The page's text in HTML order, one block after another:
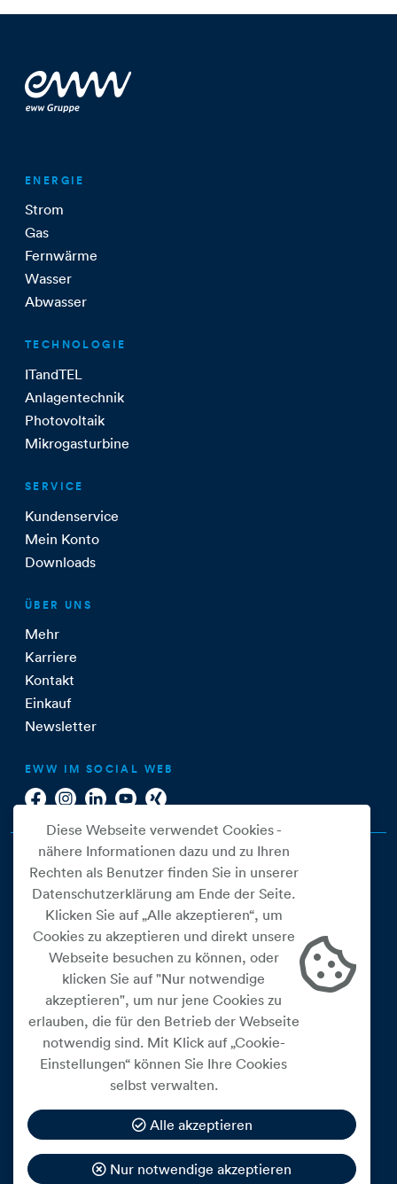
ENERGIE
Strom
Gas
Fernwärme
Wasser
Abwasser
TECHNOLOGIE
ITandTEL
Anlagentechnik
Photovoltaik
Mikrogasturbine
SERVICE
Kundenservice
Mein Konto
Downloads
ÜBER UNS
Mehr
Karriere
Kontakt
Einkauf
Newsletter
EWW IM SOCIAL WEB
Cookie Einstellungen
Datenschutz
Impressum
Widerrufsbelehrung
Medienfreiheitsgesetz
Barrierefreiheitserklärung
Hinweisgeberschutz
Diese Webseite verwendet Cookies -
nähere Informationen dazu und zu Ihren
Rechten als Benutzer finden Sie in unserer
Datenschutzerklärung am Ende der Seite.
Klicken Sie auf „Alle akzeptieren“, um
Cookies zu akzeptieren und direkt unsere
Webseite besuchen zu können, oder
klicken Sie auf "Nur notwendige
akzeptieren", um nur jene Cookies zu
erlauben, die für den Betrieb der Webseite
notwendig sind. Mit Klick auf „Cookie-
Einstellungen“ können Sie Ihre Cookies
selbst verwalten.
Alle akzeptieren
Nur notwendige akzeptieren